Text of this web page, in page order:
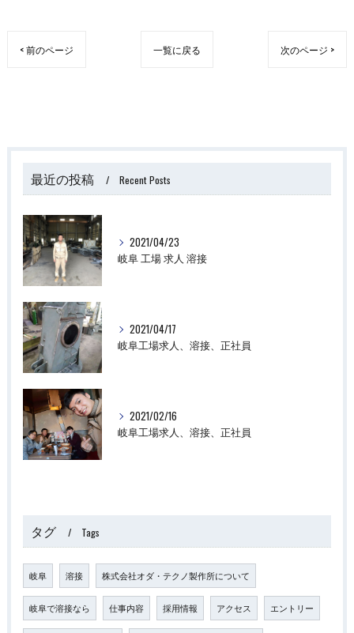
< 前のページ 一覧に戻る 次のページ >
最近の投稿 Recent Posts
2021/04/23
岐阜 工場 求人 溶接
2021/04/17
岐阜工場求人、溶接、正社員
2021/02/16
岐阜工場求人、溶接、正社員
タグ Tags
岐阜 溶接 株式会社オダ・テクノ製作所について
岐阜で溶接なら 仕事内容 採用情報 アクセス エントリー